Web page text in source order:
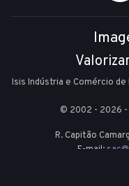
Isis Indústria e Comércio
© 2002 - 2026 -
R. Capitão
E-mail: